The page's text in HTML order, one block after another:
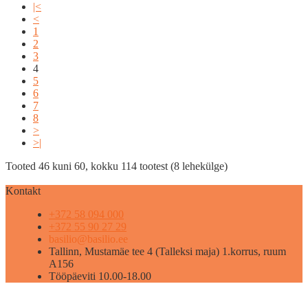
|<
<
1
2
3
4
5
6
7
8
>
>|
Tooted 46 kuni 60, kokku 114 tootest (8 lehekülge)
Kontakt
+372 58 094 000
+372 55 90 27 29
basilio@basilio.ee
Tallinn, Mustamäe tee 4 (Talleksi maja) 1.korrus, ruum
A156
Tööpäeviti 10.00-18.00